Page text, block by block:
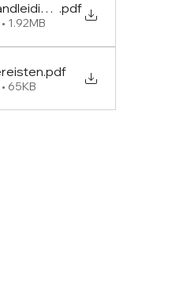
[kort]
.pdf
1.92MB
.pdf
65KB